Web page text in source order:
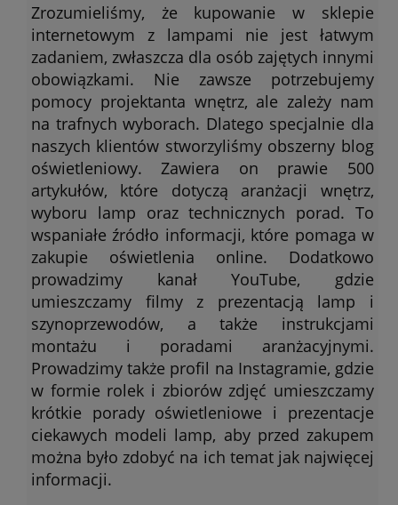
Zrozumieliśmy, że kupowanie w sklepie
internetowym z lampami nie jest łatwym
zadaniem, zwłaszcza dla osób zajętych innymi
obowiązkami. Nie zawsze potrzebujemy
pomocy projektanta wnętrz, ale zależy nam
na trafnych wyborach. Dlatego specjalnie dla
naszych klientów stworzyliśmy obszerny blog
oświetleniowy. Zawiera on prawie 500
artykułów, które dotyczą aranżacji wnętrz,
wyboru lamp oraz technicznych porad. To
wspaniałe źródło informacji, które pomaga w
zakupie oświetlenia online. Dodatkowo
prowadzimy kanał YouTube, gdzie
umieszczamy filmy z prezentacją lamp i
szynoprzewodów, a także instrukcjami
montażu i poradami aranżacyjnymi.
Prowadzimy także profil na Instagramie, gdzie
w formie rolek i zbiorów zdjęć umieszczamy
krótkie porady oświetleniowe i prezentacje
ciekawych modeli lamp, aby przed zakupem
można było zdobyć na ich temat jak najwięcej
informacji.